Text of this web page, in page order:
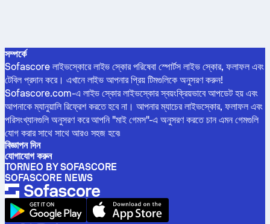
সম্পর্কে
Sofascore লাইভস্কোরে লাইভ স্কোর পরিষেবা স্পোর্টস লাইভ স্কোর, ফলাফল এবং
টেবিল প্রদান করে। এখানে লাইভ আপনার প্রিয় টিমগুলিকে অনুসরণ করুন!
Sofascore.com-এ লাইভ স্কোর লাইভস্কোর স্বয়ংক্রিয়ভাবে আপডেট হয় এবং
আপনাকে ম্যানুয়ালি রিফ্রেশ করতে হবে না। আপনার ম্যাচের লাইভস্কোর, ফলাফল এবং
পরিসংখ্যানগুলি অনুসরণ করে আপনি "মাই গেমস"-এ অনুসরণ করতে চান এমন গেমগুলি
যোগ করার সাথে সাথে আরও সহজ হবে৷
বিজ্ঞাপন দিন
যোগাযোগ করুন
TORNEO BY SOFASCORE
SOFASCORE NEWS